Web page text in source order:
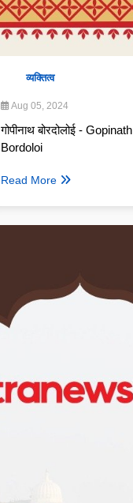
व्यक्तित्व
Aug 05, 2024
गोपीनाथ बोरदोलोई - Gopinath
Bordoloi
Read More